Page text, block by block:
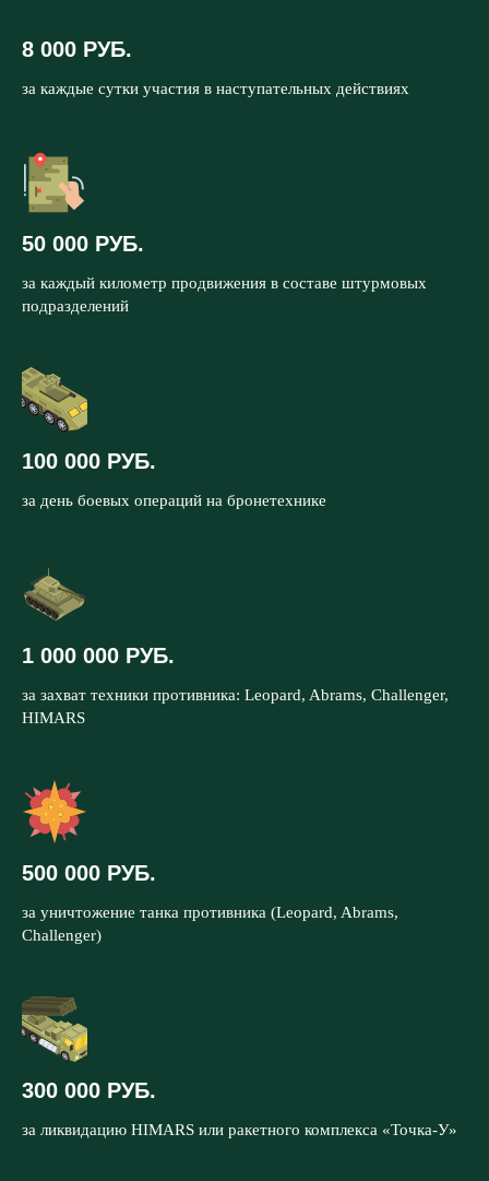
8 000 РУБ.
за каждые сутки участия в наступательных действиях
50 000 РУБ.
за каждый километр продвижения в составе штурмовых
подразделений
100 000 РУБ.
за день боевых операций на бронетехнике
1 000 000 РУБ.
за захват техники противника: Leopard, Abrams, Challenger,
HIMARS
500 000 РУБ.
за уничтожение танка противника (Leopard, Abrams,
Challenger)
300 000 РУБ.
за ликвидацию HIMARS или ракетного комплекса «Точка-У»